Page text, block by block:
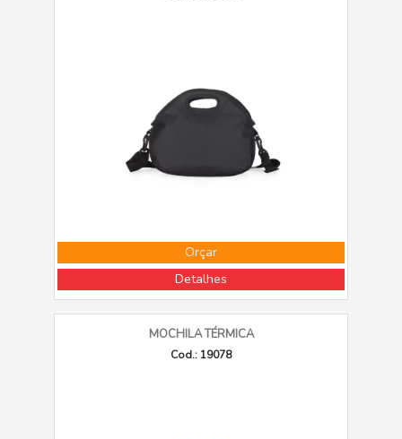
Orçar
Detalhes
MOCHILA TÉRMICA
Cod.: 19078